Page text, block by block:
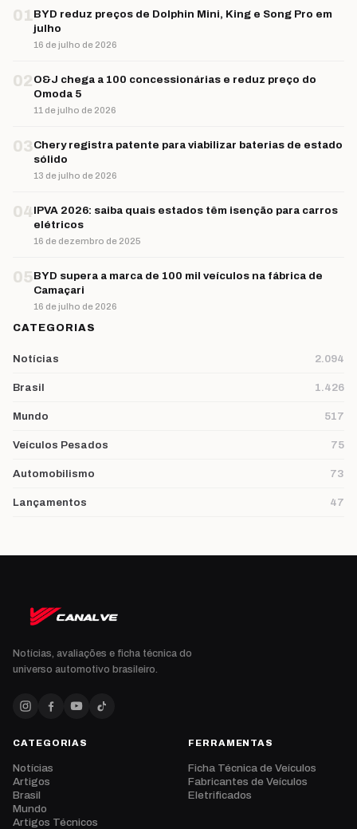
01BYD reduz preços de Dolphin Mini, King e Song Pro em
julho
16 de julho de 2026
02 O&J chega a 100 concessionárias e reduz preço do
Omoda 5
11 de julho de 2026
03Chery registra patente para viabilizar baterias de estado
sólido
13 de julho de 2026
04IPVA 2026: saiba quais estados têm isenção para carros
elétricos
16 de dezembro de 2025
05BYD supera a marca de 100 mil veículos na fábrica de
Camaçari
16 de julho de 2026
CATEGORIAS
Notícias 2.094
Brasil 1.426
Mundo 517
Veículos Pesados 75
Automobilismo 73
Lançamentos 47
Notícias, avaliações e ficha técnica do
universo automotivo brasileiro.
CATEGORIAS
Notícias
Artigos
Brasil
Mundo
Artigos Técnicos
FERRAMENTAS
Ficha Técnica de Veículos
Fabricantes de Veículos
Eletrificados